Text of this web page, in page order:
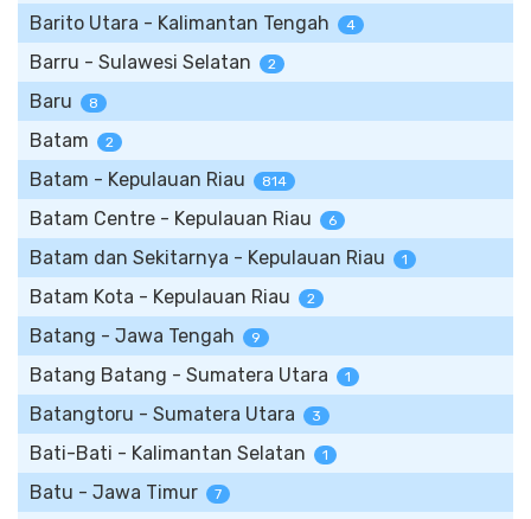
Barito Utara - Kalimantan Tengah 4
Barru - Sulawesi Selatan 2
Baru 8
Batam 2
Batam - Kepulauan Riau 814
Batam Centre - Kepulauan Riau 6
Batam dan Sekitarnya - Kepulauan Riau 1
Batam Kota - Kepulauan Riau 2
Batang - Jawa Tengah 9
Batang Batang - Sumatera Utara 1
Batangtoru - Sumatera Utara 3
Bati-Bati - Kalimantan Selatan 1
Batu - Jawa Timur 7